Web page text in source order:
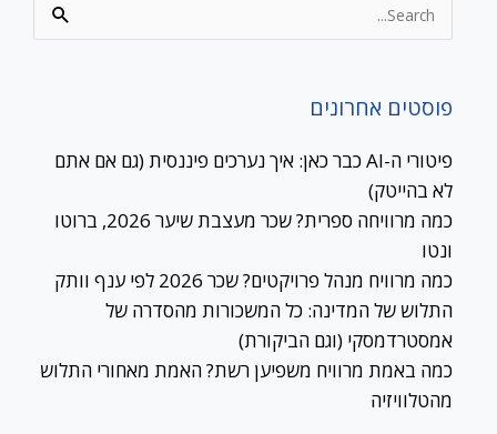
Search
for:
פוסטים אחרונים
פיטורי ה-AI כבר כאן: איך נערכים פיננסית (גם אם אתם
לא בהייטק)
כמה מרוויחה ספרית? שכר מעצבת שיער 2026, ברוטו
ונטו
כמה מרוויח מנהל פרויקטים? שכר 2026 לפי ענף וותק
התלוש של המדינה: כל המשכורות מהסדרה של
אמסטרדמסקי (וגם הביקורת)
כמה באמת מרוויח משפיען רשת? האמת מאחורי התלוש
מהטלוויזיה